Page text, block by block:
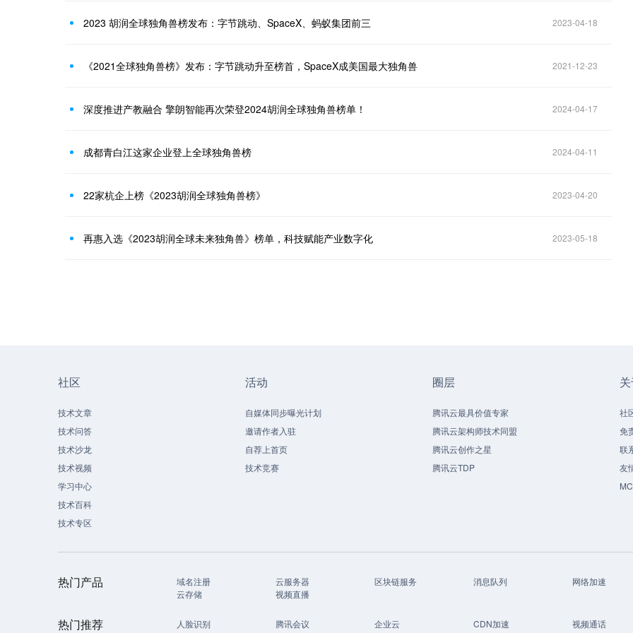
2023 胡润全球独角兽榜发布：字节跳动、SpaceX、蚂蚁集团前三 2023-04-18
《2021全球独角兽榜》发布：字节跳动升至榜首，SpaceX成美国最大独角兽 2021-12-23
深度推进产教融合 擎朗智能再次荣登2024胡润全球独角兽榜单！ 2024-04-17
成都青白江这家企业登上全球独角兽榜 2024-04-11
22家杭企上榜《2023胡润全球独角兽榜》 2023-04-20
再惠入选《2023胡润全球未来独角兽》榜单，科技赋能产业数字化 2023-05-18
社区
技术文章
技术问答
技术沙龙
技术视频
学习中心
技术百科
技术专区
活动
自媒体同步曝光计划
邀请作者入驻
自荐上首页
技术竞赛
圈层
腾讯云最具价值专家
腾讯云架构师技术同盟
腾讯云创作之星
腾讯云TDP
社
免
联
友
热门产品 域名注册 云服务器 区块链服务 消息队列
网络加速
云存储
视频直播
热门推荐 人脸识别 腾讯会议 企业云 CDN加速
视频通话